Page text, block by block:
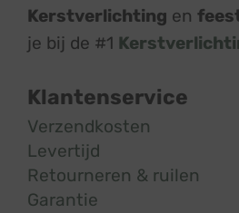
Kerstverlichting en
je bij de #1
Klantenservice
Verzendkosten
Levertijd
Retourneren & ruilen
Garantie